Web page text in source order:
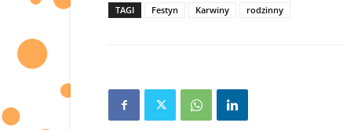
TAGI Festyn Karwiny rodzinny